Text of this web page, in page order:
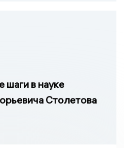
шаги в науке
Столетова